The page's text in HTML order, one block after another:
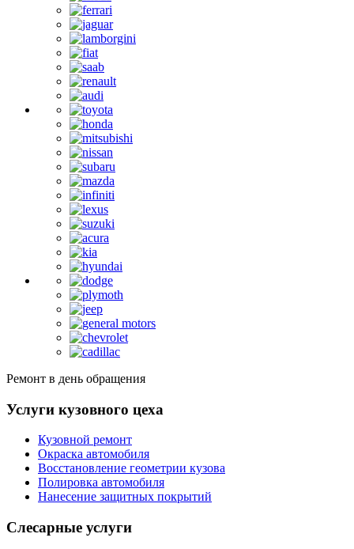
Ремонт в день обращения
Услуги кузовного цеха
Кузовной ремонт
Окраска автомобиля
Восстановление геометрии кузова
Полировка автомобиля
Нанесение защитных покрытий
Слесарные услуги